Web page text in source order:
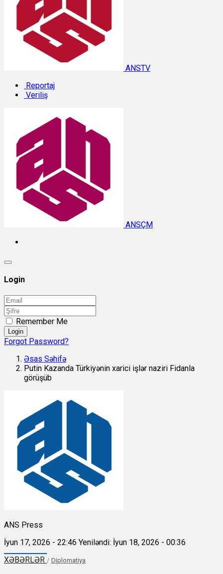
ANSTV
Reportaj
Veriliş
ANSÇM
Login
Remember Me
Login
Forgot Password?
Əsas Səhifə
Putin Kazanda Türkiyənin xarici işlər naziri Fidanla
görüşüb
ANS Press
İyun 17, 2026 - 22:46 Yeniləndi: İyun 18, 2026 - 00:36
XƏBƏRLƏR / Diplomatiya